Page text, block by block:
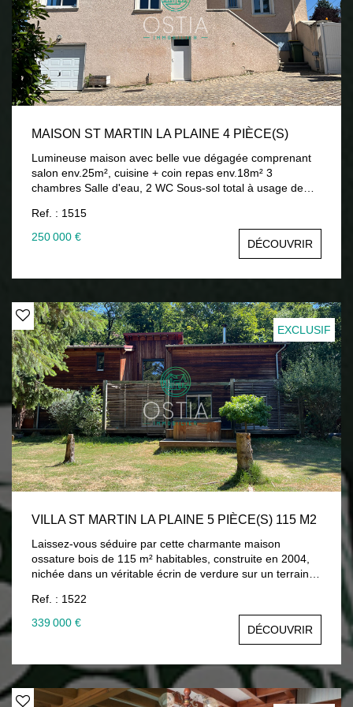
auxquels ce bien est exposé sont disponibles sur le site
Géorisques : www.georisques.gouv.fr
MAISON ST MARTIN LA PLAINE 4 PIÈCE(S)
Lumineuse maison avec belle vue dégagée comprenant
salon env.25m², cuisine + coin repas env.18m² 3
chambres Salle d'eau, 2 WC Sous-sol total à usage de
Menuiseries double vitrage + volets roulants électriques
Chauffage gaz de ville 250 000 € honoraires inclus
Les informations sur les risques auxquels ce bien est
exposé sont disponibles sur le site Géorisques :
Ref. : 1515
250 000 €
DÉCOUVRIR
EXCLUSIF
VILLA ST MARTIN LA PLAINE 5 PIÈCE(S) 115 M2
Laissez-vous séduire par cette charmante maison
ossature bois de 115 m² habitables, construite en 2004,
nichée dans un véritable écrin de verdure sur un terrain
enchanteur et l'omniprésence de la nature invitent à la
détente et au bien-être. Un lieu rare où le calme, l'intimité
chaussée se compose d'un hall d'entrée, d'une
chaleureuse pièce de vie avec coin cuisine ouvert, d'un
bureau, d'un cellier et de toilettes indépendantes. À
l'étage, un agréable espace salon-lecture dessert trois
Ref. : 1522
339 000 €
DÉCOUVRIR